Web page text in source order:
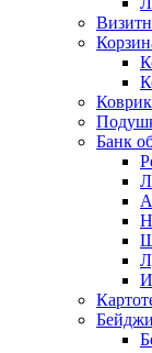
Банк
Бейджи